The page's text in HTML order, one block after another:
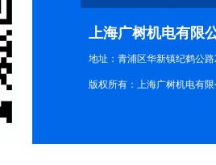
上海广树机电有限
地址：青浦区华新镇纪鹤公路
版权所有：上海广树机电有